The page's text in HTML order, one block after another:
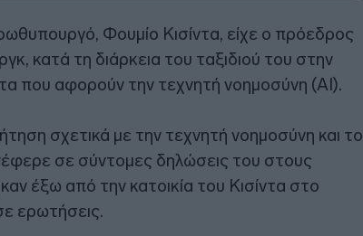
Φουμίο Κισίντα, είχε ο πρόεδρος
κατά τη διάρκεια του ταξιδιού του στην
που αφορούν την τεχνητή νοημοσύνη (ΑΙ).
σχετικά με την τεχνητή νοημοσύνη και το
σε σύντομες δηλώσεις του στους
έξω από την κατοικία του Κισίντα στο
ερωτήσεις.